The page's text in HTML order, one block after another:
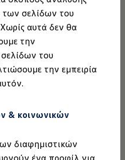
των σελίδων του
αυτά δεν θα
την
του
την εμπειρία
& κοινωνικών
διαφημιστικών
ένα προφίλ για
Volkswagen ειδικά για κάθε
προστασία
και αποσκευών
συσκευές
φόρτισης και καλώδια
σύνδεση και
τηλεφώνου και οχήματος
Φόρτισης
νομικά κείμενα)